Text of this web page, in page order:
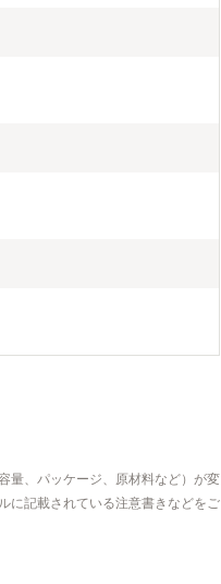
量、パッケージ、原材料など）が変
に記載されている注意書きなどをご